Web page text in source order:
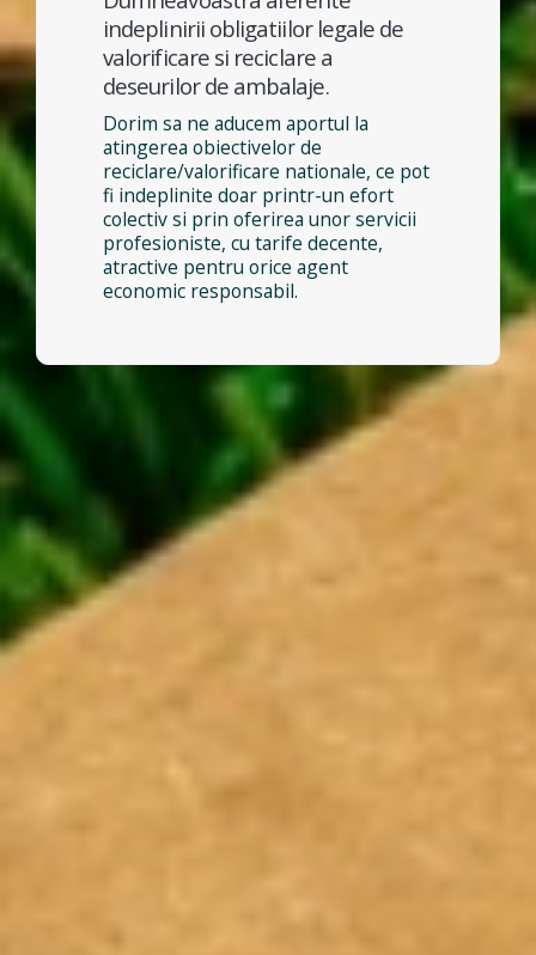
indeplinirii obligatiilor legale de
valorificare si reciclare a
deseurilor de ambalaje.
Dorim sa ne aducem aportul la
atingerea obiectivelor de
reciclare/valorificare nationale, ce pot
fi indeplinite doar printr-un efort
colectiv si prin oferirea unor servicii
profesioniste, cu tarife decente,
atractive pentru orice agent
economic responsabil.